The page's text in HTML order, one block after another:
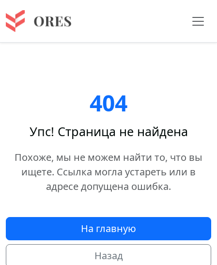
404
Упс! Страница не найдена
Похоже, мы не можем найти то, что вы
ищете. Ссылка могла устареть или в
адресе допущена ошибка.
На главную
Назад